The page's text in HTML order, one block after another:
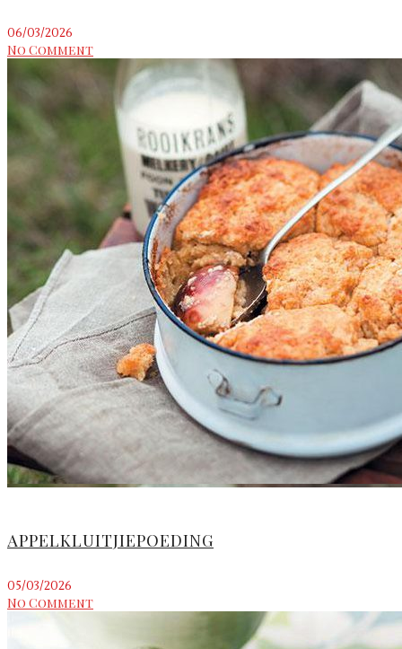
06/03/2026
No Comment
APPELKLUITJIEPOEDING
05/03/2026
No Comment